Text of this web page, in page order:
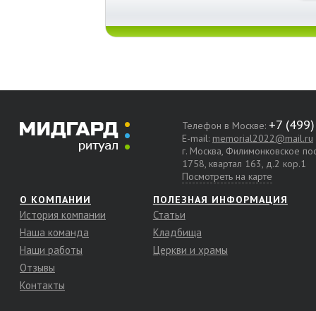
Телефон в Москве:
E-mail: memorial2022@mail.ru
г. Москва, Филимонковское
1758, квартал 163, д.2 кор.1
Посмотреть на карте
О КОМПАНИИ
История компании
Наша команда
Наши работы
Отзывы
Контакты
ПОЛЕЗНАЯ ИНФОРМАЦИЯ
Статьи
Кладбища
Церкви и храмы